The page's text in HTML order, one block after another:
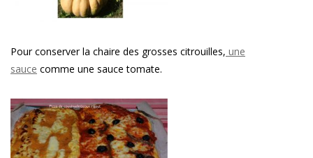
Pour conserver la chaire des grosses citrouilles, une
sauce comme une sauce tomate.